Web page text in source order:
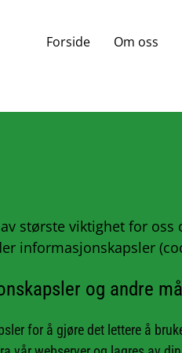
Forside Om oss
største viktighet for
informasjonskapsler
og andre
for å gjøre det lettere å